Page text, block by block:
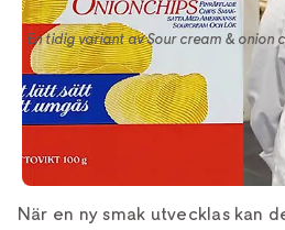
En tidig variant av Sour cream & onion
När en ny smak utvecklas kan